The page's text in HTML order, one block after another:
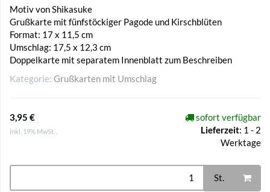
Motiv von Shikasuke
Grußkarte mit fünfstöckiger Pagode und Kirschblüten
Format: 17 x 11,5 cm
Umschlag: 17,5 x 12,3 cm
Doppelkarte mit separatem Innenblatt zum Beschreiben
Kategorie: Grußkarten mit Umschlag
3,95 €
inkl. 19% MwSt. ,
sofort verfügbar
Lieferzeit: 1 - 2
Werktage
St.